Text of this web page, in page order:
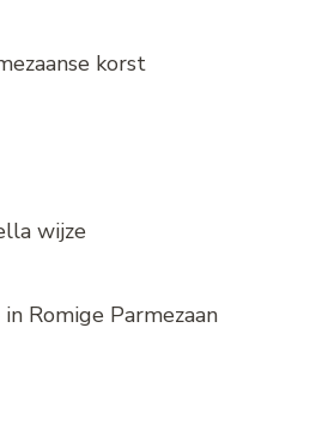
korst
wijze
Romige Parmezaan